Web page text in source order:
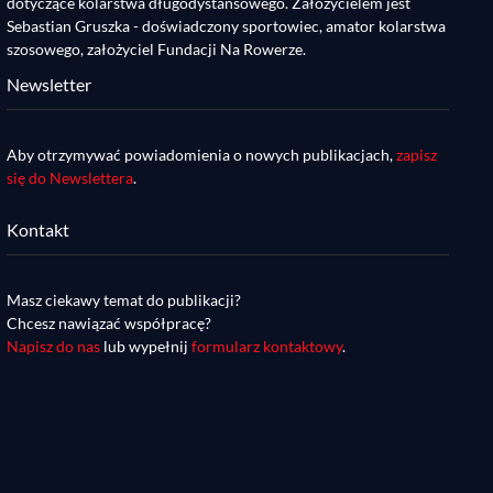
Sebastian Gruszka - doświadczony sportowiec, amator kolarstwa
szosowego, założyciel Fundacji Na Rowerze.
Newsletter
Aby otrzymywać powiadomienia o nowych publikacjach,zapisz
się do Newslettera.
Kontakt
Masz ciekawy temat do publikacji?
Chcesz nawiązać współpracę?
Napisz do nas lub wypełnijformularz kontaktowy.